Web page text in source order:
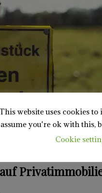
website uses cookies
assume you're ok with this,
Cookie